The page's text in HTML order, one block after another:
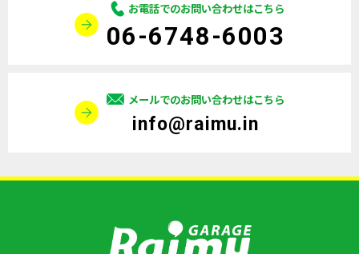
お電話でのお問い合わせはこちら
06-6748-6003
メールでのお問い合わせはこちら
info@raimu.in